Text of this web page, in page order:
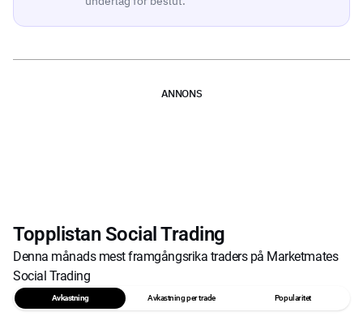
ANNONS
Topplistan Social Trading
Denna månads mest framgångsrika traders på Marketmates
Social Trading
Avkastning Avkastning per trade Popularitet